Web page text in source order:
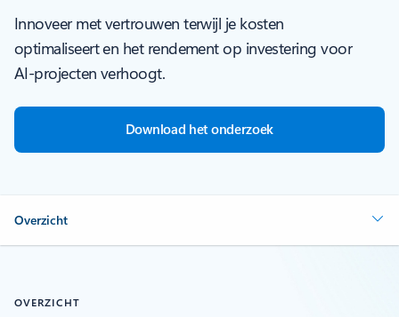
Innoveer met vertrouwen terwijl je kosten
optimaliseert en het rendement op investering voor
AI-projecten verhoogt.
Download het onderzoek
Overzicht
OVERZICHT